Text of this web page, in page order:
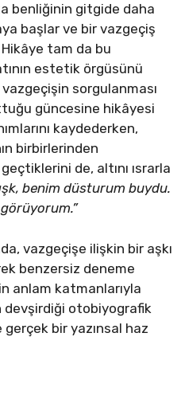
benliğinin gitgide daha
başlar ve bir vazgeçiş
tam da bu
estetik örgüsünü
sorgulanması
güncesine hikâyesi
kaydederken,
birbirlerinden
de, altını ısrarla
benim düsturum buydu.
vazgeçişe ilişkin bir aşkı
benzersiz deneme
anlam katmanlarıyla
devşirdiği otobiyografik
bir yazınsal haz